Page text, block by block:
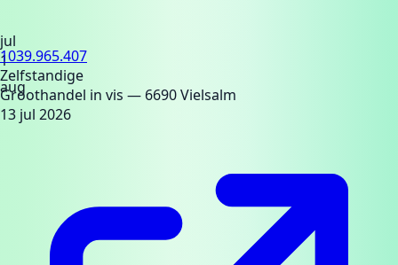
jul
1
aug
1039.965.407
Zelfstandige
Groothandel in vis — 6690 Vielsalm
13 jul 2026